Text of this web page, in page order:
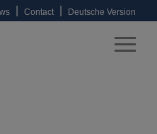
Contact Deutsche Version